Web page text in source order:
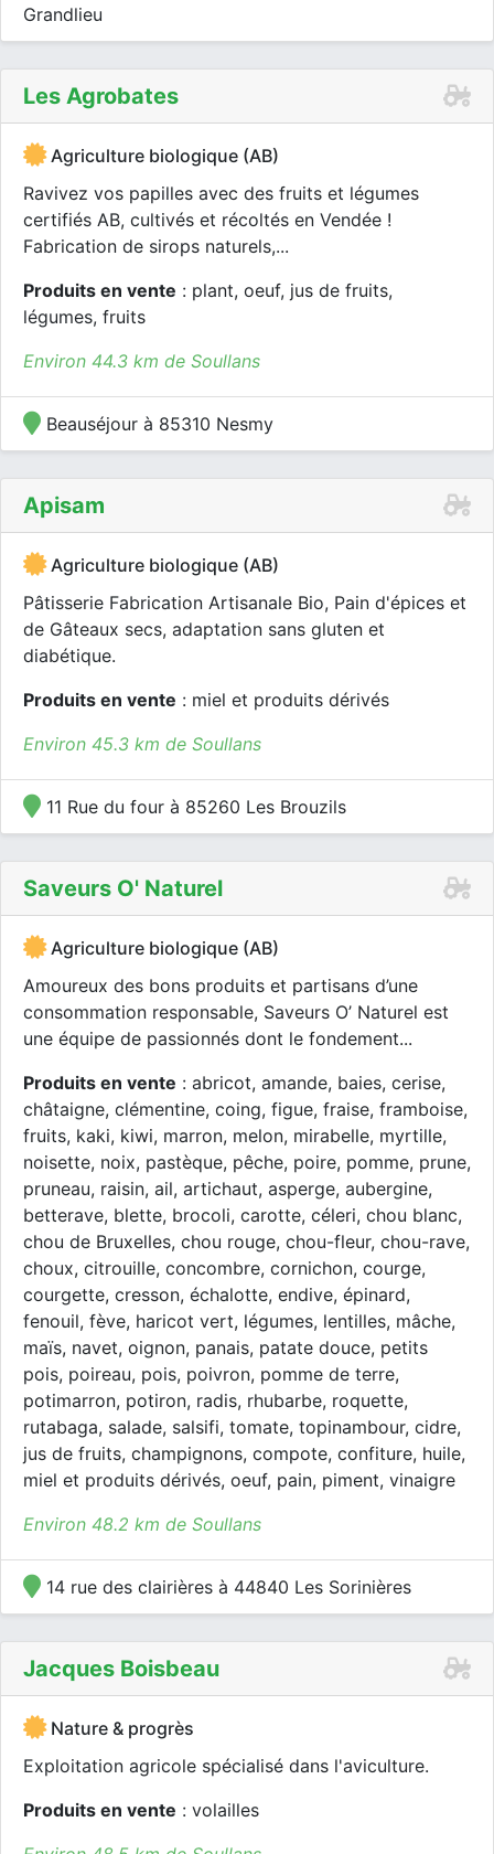
Grandlieu
Les Agrobates
Agriculture biologique (AB)
Ravivez vos papilles avec des fruits et légumes
certifiés AB, cultivés et récoltés en Vendée !
Fabrication de sirops naturels,...
Produits en vente : plant, oeuf, jus de fruits,
légumes, fruits
Environ 44.3 km de Soullans
Beauséjour à 85310 Nesmy
Apisam
Agriculture biologique (AB)
Pâtisserie Fabrication Artisanale Bio, Pain d'épices et
de Gâteaux secs, adaptation sans gluten et
diabétique.
Produits en vente : miel et produits dérivés
Environ 45.3 km de Soullans
11 Rue du four à 85260 Les Brouzils
Saveurs O' Naturel
Agriculture biologique (AB)
Amoureux des bons produits et partisans d’une
consommation responsable, Saveurs O’ Naturel est
une équipe de passionnés dont le fondement...
Produits en vente : abricot, amande, baies, cerise,
châtaigne, clémentine, coing, figue, fraise, framboise,
fruits, kaki, kiwi, marron, melon, mirabelle, myrtille,
noisette, noix, pastèque, pêche, poire, pomme, prune,
pruneau, raisin, ail, artichaut, asperge, aubergine,
betterave, blette, brocoli, carotte, céleri, chou blanc,
chou de Bruxelles, chou rouge, chou-fleur, chou-rave,
choux, citrouille, concombre, cornichon, courge,
courgette, cresson, échalotte, endive, épinard,
fenouil, fève, haricot vert, légumes, lentilles, mâche,
maïs, navet, oignon, panais, patate douce, petits
pois, poireau, pois, poivron, pomme de terre,
potimarron, potiron, radis, rhubarbe, roquette,
rutabaga, salade, salsifi, tomate, topinambour, cidre,
jus de fruits, champignons, compote, confiture, huile,
miel et produits dérivés, oeuf, pain, piment, vinaigre
Environ 48.2 km de Soullans
14 rue des clairières à 44840 Les Sorinières
Jacques Boisbeau
Nature & progrès
Exploitation agricole spécialisé dans l'aviculture.
Produits en vente : volailles